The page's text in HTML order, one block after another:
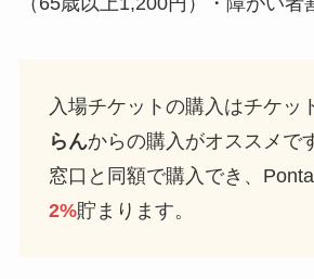
入場チケットの購入はチケッ
らんからの購入がオススメで
窓口と同額で購入でき、
2%貯まります。